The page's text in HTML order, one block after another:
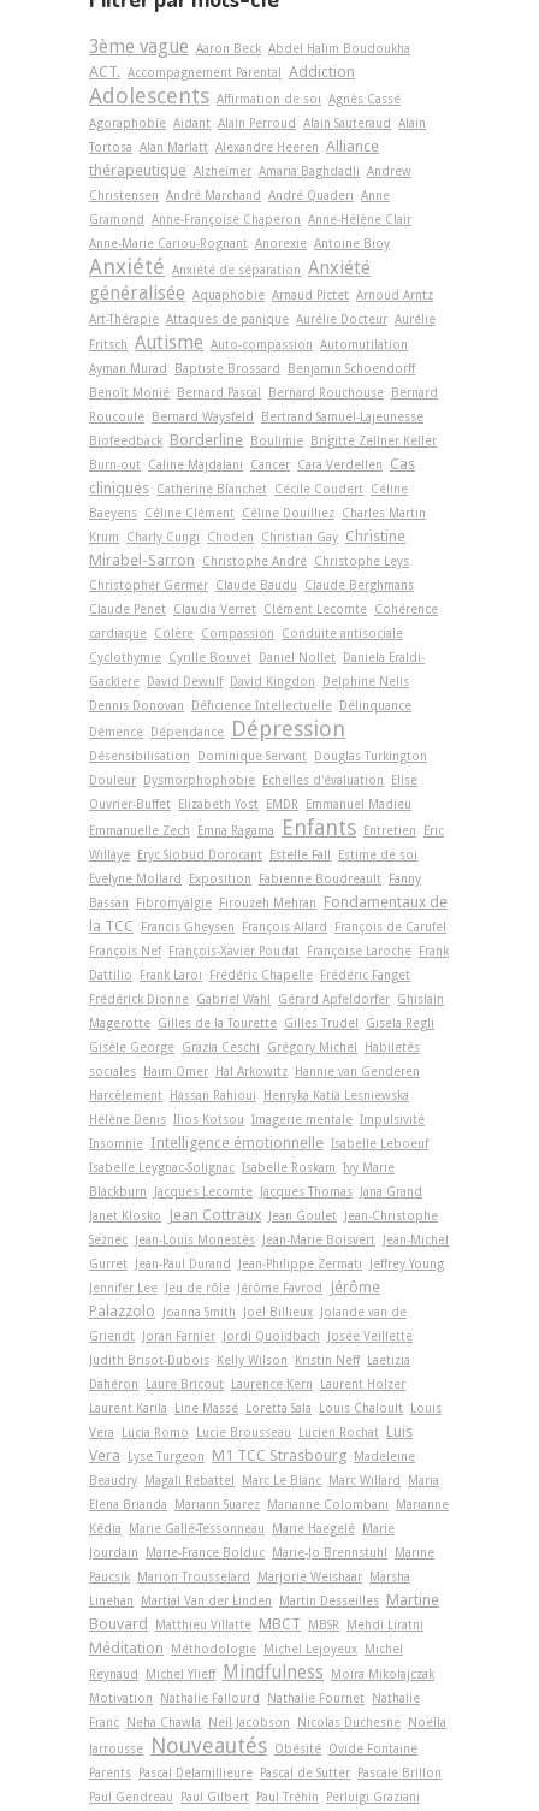
3ème vague Aaron Beck Abdel Halim Boudoukha
ACT. Accompagnement Parental Addiction
Adolescents Affirmation de soi Agnès Cassé
Agoraphobie Aidant Alain Perroud Alain Sauteraud Alain
Tortosa Alan Marlatt Alexandre Heeren Alliance
thérapeutique Alzheimer Amaria Baghdadli Andrew
Christensen André Marchand André Quaderi Anne
Gramond Anne-Françoise Chaperon Anne-Hélène Clair
Anne-Marie Cariou-Rognant Anorexie Antoine Bioy
Anxiété Anxiété de séparation Anxiété
généralisée Aquaphobie Arnaud Pictet Arnoud Arntz
Art-Thérapie Attaques de panique Aurélie Docteur Aurélie
Fritsch Autisme Auto-compassion Automutilation
Ayman Murad
Baptiste Brossard
Benjamin Schoendorff
Benoît Monié Bernard Pascal Bernard Rouchouse Bernard
Roucoule Bernard Waysfeld
Bertrand Samuel-Lajeunesse
Biofeedback Borderline Boulimie Brigitte Zellner Keller
Burn-out Caline Majdalani Cancer Cara Verdellen
Cas
cliniques Catherine Blanchet Cécile Coudert Céline
Baeyens Céline Clément Céline Douilliez Charles Martin
Krum
Charly Cungi Choden Christian Gay Christine
Mirabel-Sarron
Christophe André Christophe Leys
Christopher Germer Claude Baudu
Claude Berghmans
Claude Penet Claudia Verret Clément Lecomte Cohérence
cardiaque Colère Compassion
Conduite antisociale
Cyclothymie Cyrille Bouvet Daniel Nollet Daniela Eraldi-
Gackiere David Dewulf David Kingdon
Delphine Nelis
Dennis Donovan
Déficience Intellectuelle Délinquance
Démence Dépendance Dépression
Désensibilisation Dominique Servant Douglas Turkington
Douleur Dysmorphophobie Echelles d'évaluation
Elise
Ouvrier-Buffet Elizabeth Yost EMDR
Emmanuel Madieu
Emmanuelle Zech
Emna Ragama Enfants Entretien
Eric
Willaye Eryc Siobud Dorocant Estelle Fall
Estime de soi
Evelyne Mollard
Exposition Fabienne Boudreault Fanny
Bassan
Fibromyalgie Firouzeh Mehran
Fondamentaux de
la TCC
Francis Gheysen François Allard
François de Carufel
François Nef François-Xavier Poudat Françoise Laroche Frank
Dattilio
Frank Laroi Frédéric Chapelle Frédéric Fanget
Frédérick Dionne Gabriel Wahl Gérard Apfeldorfer Ghislain
Magerotte Gilles de la Tourette Gilles Trudel
Gisela Regli
Gisèle George Grazia Ceschi Grégory Michel
Habiletés
sociales Haim Omer Hal Arkowitz Hannie van Genderen
Harcèlement Hassan Rahioui
Henryka Katia Lesniewska
Hélène Denis Ilios Kotsou Imagerie mentale Impulsivité
Insomnie Intelligence émotionnelle Isabelle Leboeuf
Isabelle Leygnac-Solignac Isabelle Roskam Ivy Marie
Blackburn
Jacques Lecomte Jacques Thomas Jana Grand
Janet Klosko
Jean Cottraux Jean Goulet Jean-Christophe
Seznec Jean-Louis Monestès Jean-Marie Boisvert Jean-Michel
Gurret Jean-Paul Durand Jean-Philippe Zermati
Jeffrey Young
Jennifer Lee Jeu de rôle Jérôme Favrod
Jérôme
Palazzolo
Joanna Smith Joël Billieux Jolande van de
Griendt Joran Farnier Jordi Quoidbach
Josée Veillette
Judith Brisot-Dubois Kelly Wilson Kristin Neff Laetizia
Dahéron
Laure Bricout Laurence Kern
Laurent Holzer
Laurent Karila
Line Massé Loretta Sala Louis Chaloult Louis
Vera
Lucia Romo Lucie Brousseau Lucien Rochat Luis
Vera
Lyse Turgeon M1 TCC Strasbourg Madeleine
Beaudry Magali Rebattel Marc Le Blanc Marc Willard
Maria
Elena Brianda
Mariann Suarez Marianne Colombani
Marianne
Kédia
Marie Gallé-Tessonneau Marie Haegelé Marie
Jourdain
Marie-France Bolduc Marie-Jo Brennstuhl
Marine
Paucsik Marion Trousselard Marjorie Weishaar Marsha
Linehan
Martial Van der Linden Martin Desseilles Martine
Bouvard
Matthieu Villatte MBCT MBSR Mehdi Liratni
Méditation Méthodologie Michel Lejoyeux Michel
Reynaud
Michel Ylieff Mindfulness
Moïra Mikolajczak
Motivation
Nathalie Fallourd Nathalie Fournet Nathalie
Franc Neha Chawla Neil Jacobson Nicolas Duchesne Noëlla
Jarrousse
Nouveautés Obésité Ovide Fontaine
Parents Pascal Delamillieure Pascal de Sutter Pascale Brillon
Paul Gendreau
Paul Gilbert Paul Tréhin
Perluigi Graziani